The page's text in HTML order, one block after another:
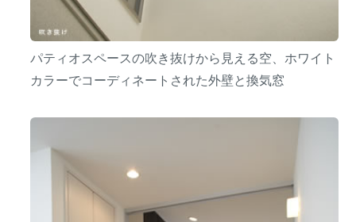
パティオスペースの吹き抜けから見える空、ホワイト
カラーでコーディネートされた外壁と換気窓